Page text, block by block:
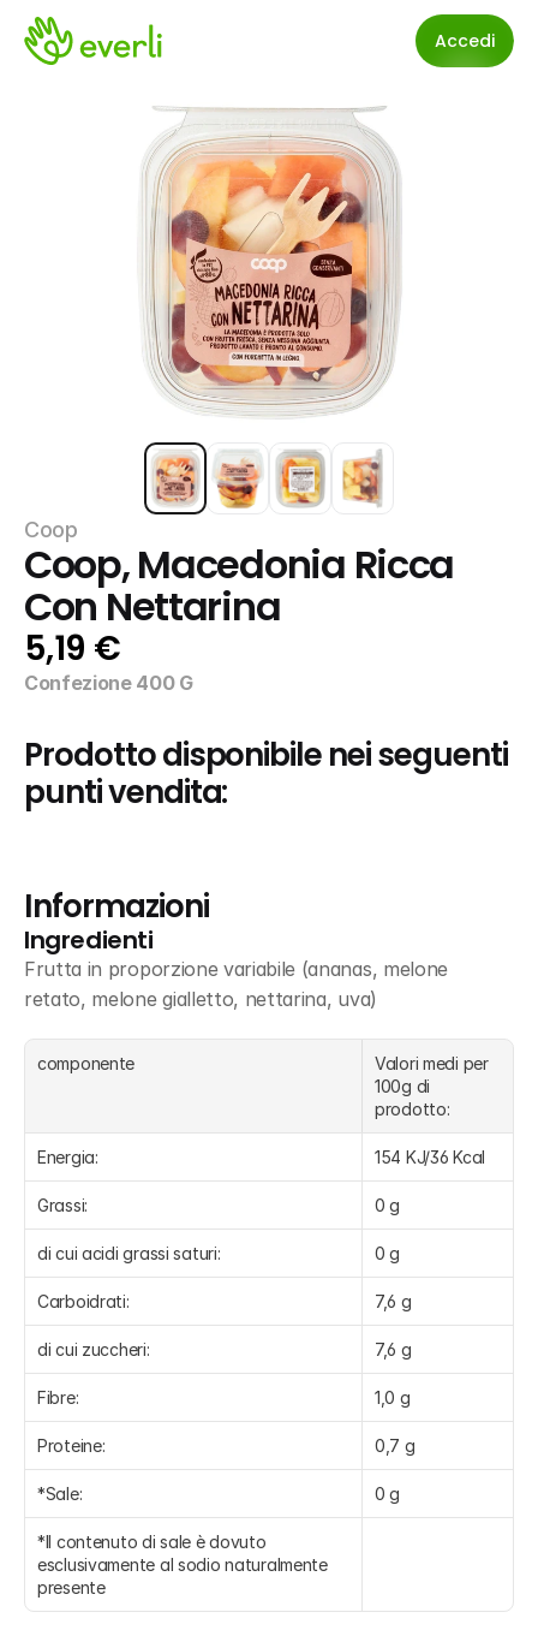
Accedi
Coop
Coop, Macedonia Ricca
Con Nettarina
5,19 €
Confezione 400 G
Prodotto disponibile nei seguenti
punti vendita:
Informazioni
Ingredienti
Frutta in proporzione variabile (ananas, melone
retato, melone gialletto, nettarina, uva)
componente
Valori medi per
100g di
prodotto:
Energia: 154 KJ/36 Kcal
Grassi: 0 g
di cui acidi grassi saturi: 0 g
Carboidrati: 7,6 g
di cui zuccheri: 7,6 g
Fibre: 1,0 g
Proteine: 0,7 g
*Sale: 0 g
*Il contenuto di sale è dovuto
esclusivamente al sodio naturalmente
presente